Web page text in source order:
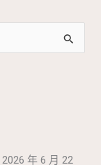
2026 年 6 月 22